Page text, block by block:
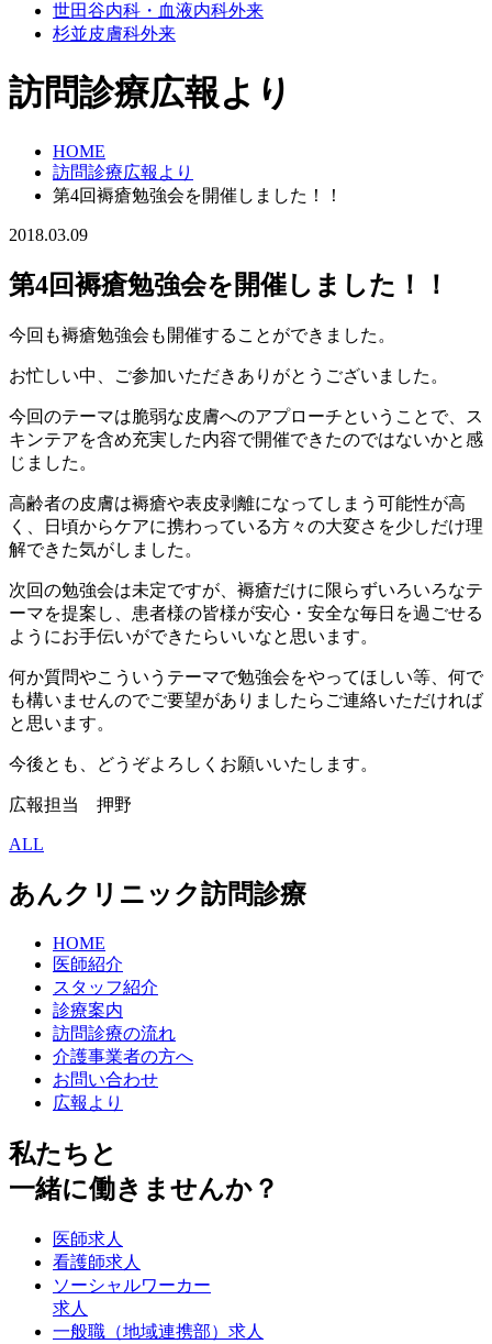
世田谷内科・血液内科外来
杉並皮膚科外来
訪問診療広報より
HOME
訪問診療広報より
第4回褥瘡勉強会を開催しました！！
2018.03.09
第4回褥瘡勉強会を開催しました！！
今回も褥瘡勉強会も開催することができました。
お忙しい中、ご参加いただきありがとうございました。
今回のテーマは脆弱な皮膚へのアプローチということで、ス
キンテアを含め充実した内容で開催できたのではないかと感
じました。
高齢者の皮膚は褥瘡や表皮剥離になってしまう可能性が高
く、日頃からケアに携わっている方々の大変さを少しだけ理
解できた気がしました。
次回の勉強会は未定ですが、褥瘡だけに限らずいろいろなテ
ーマを提案し、患者様の皆様が安心・安全な毎日を過ごせる
ようにお手伝いができたらいいなと思います。
何か質問やこういうテーマで勉強会をやってほしい等、何で
も構いませんのでご要望がありましたらご連絡いただければ
と思います。
今後とも、どうぞよろしくお願いいたします。
広報担当 押野
ALL
あんクリニック訪問診療
HOME
医師紹介
スタッフ紹介
診療案内
訪問診療の流れ
介護事業者の方へ
お問い合わせ
広報より
私たちと
一緒に働きませんか？
医師求人
看護師求人
ソーシャルワーカー
求人
一般職（地域連携部）求人